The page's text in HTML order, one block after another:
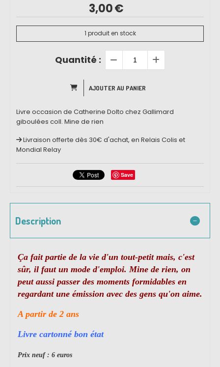
3,00€
1 produit en stock
Quantité :
AJOUTER AU PANIER
Livre occasion de Catherine Dolto chez Gallimard
giboulées coll. Mine de rien
Livraison offerte dès 30€ d'achat, en Relais Colis et
Mondial Relay
Save
Description
Ça fait partie de la vie d'un tout-petit mais, c'est
sûr, il faut un mode d'emploi. Mine de rien, on
peut aussi passer des moments formidables en
regardant une émission avec des gens qu'on aime.
A partir de 2 ans
Livre cartonné bon état
Prix neuf : 6 euros